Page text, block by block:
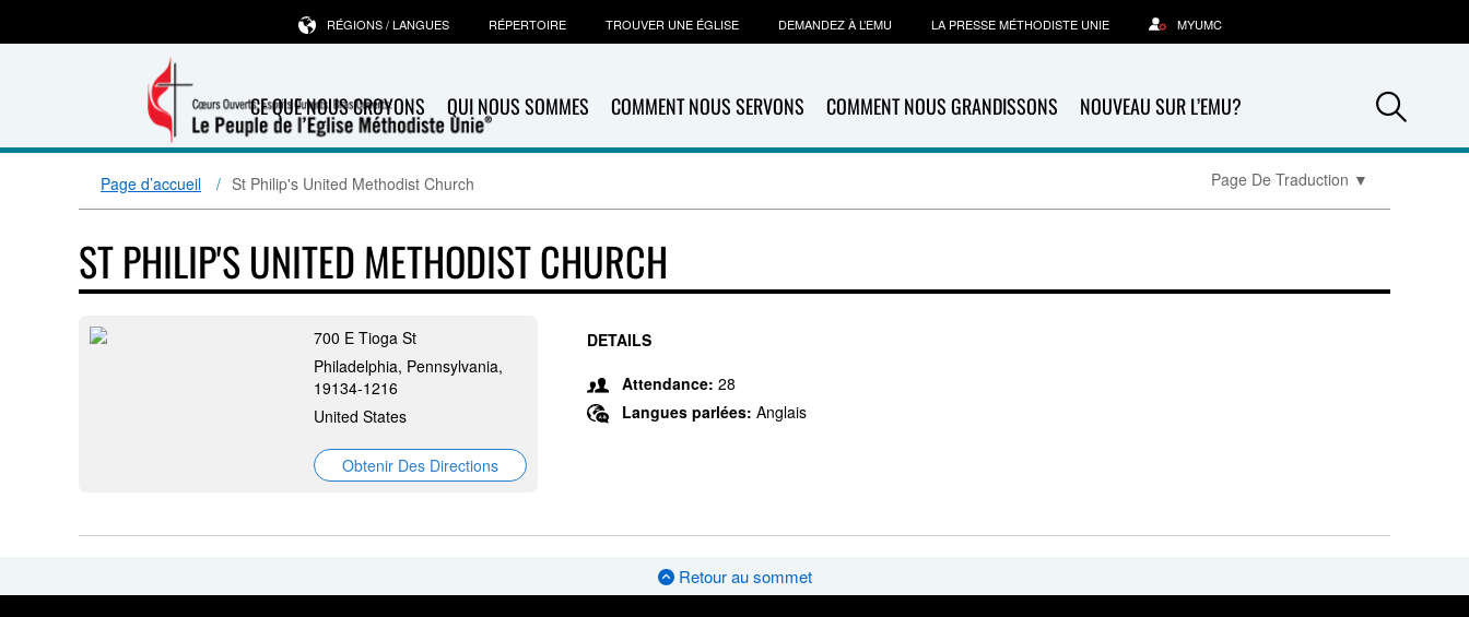
CE QUE NOUS CROYONS QUI NOUS SOMMES COMMENT NOUS SERVONS COMMENT NOUS GRANDISSONS NOUVEAU SUR L’EMU?
RÉGIONS / LANGUES RÉPERTOIRE TROUVER UNE ÉGLISE DEMANDEZ À L’EMU LA PRESSE MÉTHODISTE UNIE MYUMC
Page d’accueil St Philip's United Methodist Church Page De Traduction ▼
ST PHILIP'S UNITED METHODIST CHURCH
700 E Tioga St
Philadelphia, Pennsylvania,
19134-1216
United States
Obtenir Des Directions
DETAILS
Attendance: 28
Langues parlées: Anglais
Retour au sommet